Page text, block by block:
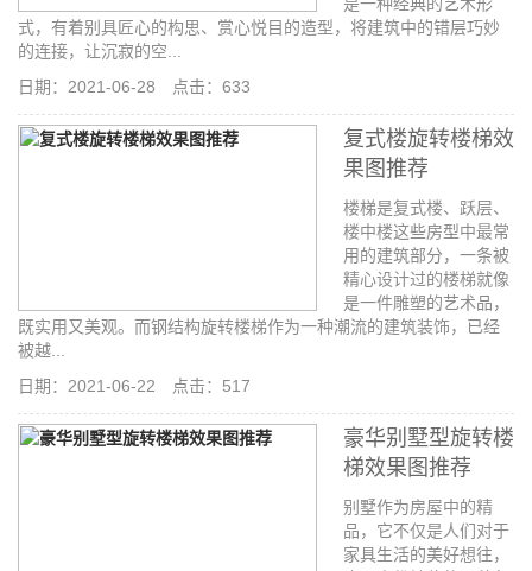
是一种经典的艺术形
式，有着别具匠心的构思、赏心悦目的造型，将建筑中的错层巧妙
的连接，让沉寂的空...
日期：2021-06-28 点击：633
复式楼旋转楼梯效
果图推荐
楼梯是复式楼、跃层、
楼中楼这些房型中最常
用的建筑部分，一条被
精心设计过的楼梯就像
是一件雕塑的艺术品，
既实用又美观。而钢结构旋转楼梯作为一种潮流的建筑装饰，已经
被越...
日期：2021-06-22 点击：517
豪华别墅型旋转楼
梯效果图推荐
别墅作为房屋中的精
品，它不仅是人们对于
家具生活的美好想往，